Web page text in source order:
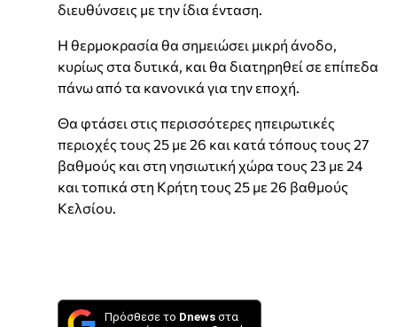
διευθύνσεις με την ίδια ένταση.
Η θερμοκρασία θα σημειώσει μικρή άνοδο,
κυρίως στα δυτικά, και θα διατηρηθεί σε επίπεδα
πάνω από τα κανονικά για την εποχή.
Θα φτάσει στις περισσότερες ηπειρωτικές
περιοχές τους 25 με 26 και κατά τόπους τους 27
βαθμούς και στη νησιωτική χώρα τους 23 με 24
και τοπικά στη Κρήτη τους 25 με 26 βαθμούς
Κελσίου.
Πρόσθεσε το Dnews στα